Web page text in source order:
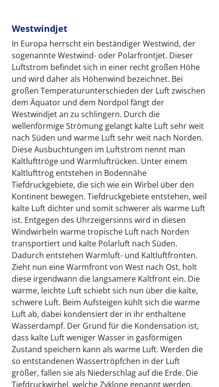
Westwindjet
In Europa herrscht ein beständiger Westwind, der
sogenannte Westwind- oder Polarfrontjet. Dieser
Luftstrom befindet sich in einer recht großen Höhe
und wird daher als Höhenwind bezeichnet. Bei
großen Temperaturunterschieden der Luft zwischen
dem Äquator und dem Nordpol fängt der
Westwindjet an zu schlingern. Durch die
wellenförmige Strömung gelangt kalte Luft sehr weit
nach Süden und warme Luft sehr weit nach Norden.
Diese Ausbuchtungen im Luftstrom nennt man
Kaltlufttröge und Warmluftrücken. Unter einem
Kaltlufttrog entstehen in Bodennähe
Tiefdruckgebiete, die sich wie ein Wirbel über den
Kontinent bewegen. Tiefdruckgebiete entstehen, weil
kalte Luft dichter und somit schwerer als warme Luft
ist. Entgegen des Uhrzeigersinns wird in diesen
Windwirbeln warme tropische Luft nach Norden
transportiert und kalte Polarluft nach Süden.
Dadurch entstehen Warmluft- und Kaltluftfronten.
Zieht nun eine Warmfront von West nach Ost, holt
diese irgendwann die langsamere Kaltfront ein. Die
warme, leichte Luft schiebt sich nun über die kalte,
schwere Luft. Beim Aufsteigen kühlt sich die warme
Luft ab, dabei kondensiert der in ihr enthaltene
Wasserdampf. Der Grund für die Kondensation ist,
dass kalte Luft weniger Wasser in gasförmigen
Zustand speichern kann als warme Luft. Werden die
so entstandenen Wassertröpfchen in der Luft
größer, fallen sie als Niederschlag auf die Erde. Die
Tiefdruckwirbel, welche Zyklone genannt werden,